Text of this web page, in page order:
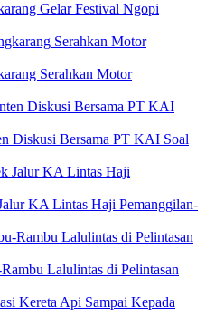
Gelar Festival Ngopi
Serahkan Motor
Diskusi Bersama PT KAI Soal
KA Lintas Haji Pemanggilan-
Lalulintas di Pelintasan